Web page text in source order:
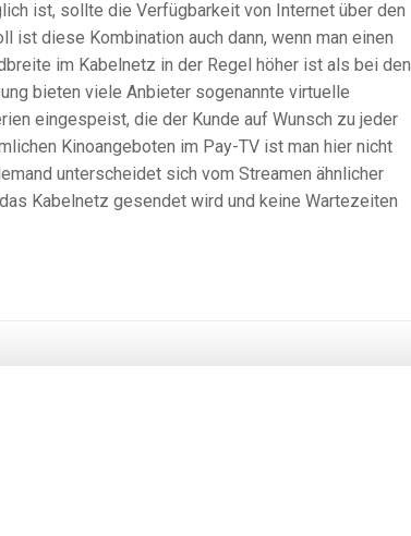
ist, sollte die Verfügbarkeit von Internet über den
diese Kombination auch dann, wenn man einen
im Kabelnetz in der Regel höher ist als bei den
bieten viele Anbieter sogenannte virtuelle
eingespeist, die der Kunde auf Wunsch zu jeder
Kinoangeboten im Pay-TV ist man hier nicht
unterscheidet sich vom Streamen ähnlicher
Kabelnetz gesendet wird und keine Wartezeiten